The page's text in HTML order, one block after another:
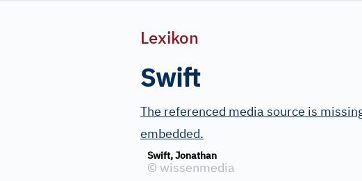
Lexikon
Swift
The referenced media source is
embedded.
Swift, Jonathan
© wissenmedia